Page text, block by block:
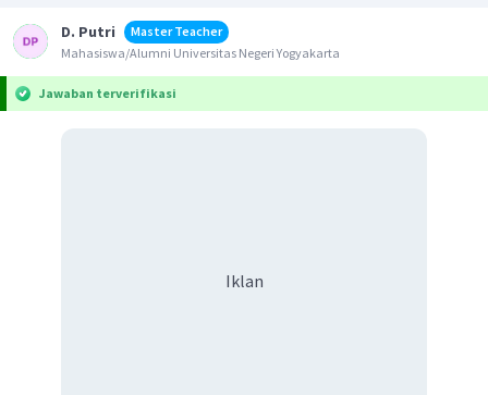
D. Putri
Master Teacher
Mahasiswa/Alumni Universitas Negeri Yogyakarta
Jawaban terverifikasi
Iklan